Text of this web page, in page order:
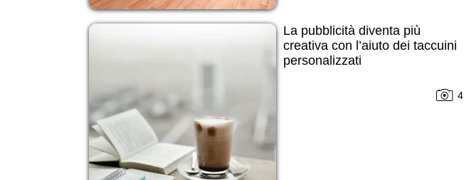
La pubblicità diventa più
creativa con l’aiuto dei taccuini
personalizzati
4